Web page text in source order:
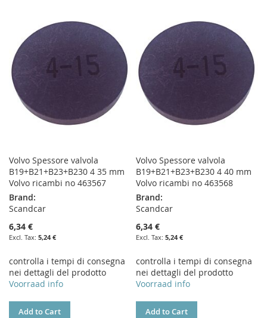
WISHCOMPARE
WISHCOMPARE
Volvo Spessore valvola
B19+B21+B23+B230 4 35 mm
Volvo ricambi no 463567
Brand:
Scandcar
6,34 €
5,24 €
controlla i tempi di consegna
nei dettagli del prodotto
Voorraad info
Add to Cart
Volvo Spessore valvola
B19+B21+B23+B230 4 40 mm
Volvo ricambi no 463568
Brand:
Scandcar
6,34 €
5,24 €
controlla i tempi di consegna
nei dettagli del prodotto
Voorraad info
Add to Cart